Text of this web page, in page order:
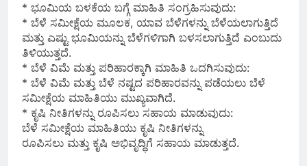
* ಭೂಮಿಯ ಬಳಕೆಯ ಬಗ್ಗೆ ಮಾಹಿತಿ ಸಂಗ್ರಹಿಸುವುದು:
* ಬೆಳೆ ಸಮೀಕ್ಷೆಯ ಮೂಲಕ, ಯಾವ ಬೆಳೆಗಳನ್ನು ಬೆಳೆಯಲಾಗುತ್ತಿದೆ
ಮತ್ತು ಎಷ್ಟು ಭೂಮಿಯನ್ನು ಬೆಳೆಗಳಿಗಾಗಿ ಬಳಸಲಾಗುತ್ತಿದೆ ಎಂಬುದು
ತಿಳಿಯುತ್ತದೆ.
* ಬೆಳೆ ವಿಮೆ ಮತ್ತು ಪರಿಹಾರಕ್ಕಾಗಿ ಮಾಹಿತಿ ಒದಗಿಸುವುದು:
* ಬೆಳೆ ವಿಮೆ ಮತ್ತು ಬೆಳೆ ನಷ್ಟದ ಪರಿಹಾರವನ್ನು ಪಡೆಯಲು ಬೆಳೆ
ಸಮೀಕ್ಷೆಯ ಮಾಹಿತಿಯು ಮುಖ್ಯವಾಗಿದೆ.
* ಕೃಷಿ ನೀತಿಗಳನ್ನು ರೂಪಿಸಲು ಸಹಾಯ ಮಾಡುವುದು:
ಬೆಳೆ ಸಮೀಕ್ಷೆಯ ಮಾಹಿತಿಯು ಕೃಷಿ ನೀತಿಗಳನ್ನು
ರೂಪಿಸಲು ಮತ್ತು ಕೃಷಿ ಅಭಿವೃದ್ಧಿಗೆ ಸಹಾಯ ಮಾಡುತ್ತದೆ.